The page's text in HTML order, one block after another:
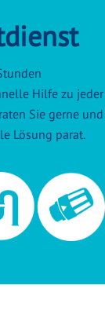
Hilfe zu jeder
Sie gerne und
Lösung parat.